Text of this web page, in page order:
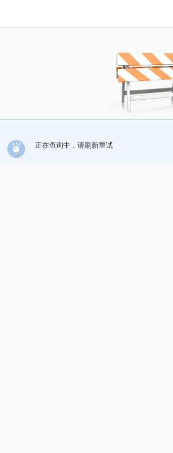
正在查询中，请刷新重试